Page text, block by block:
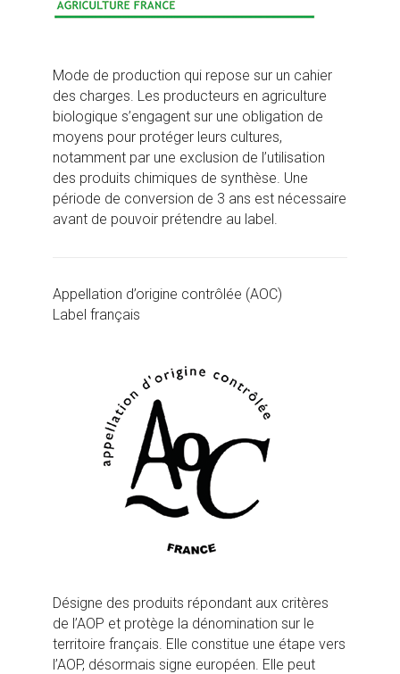
Mode de production qui repose sur un cahier
des charges. Les producteurs en agriculture
biologique s’engagent sur une obligation de
moyens pour protéger leurs cultures,
notamment par une exclusion de l’utilisation
des produits chimiques de synthèse. Une
période de conversion de 3 ans est nécessaire
avant de pouvoir prétendre au label.
Appellation d’origine contrôlée (AOC)
Label français
Désigne des produits répondant aux critères
de l’AOP et protège la dénomination sur le
territoire français. Elle constitue une étape vers
l’AOP, désormais signe européen. Elle peut